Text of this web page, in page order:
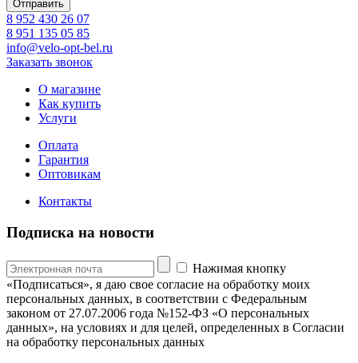
8 952 430 26 07
8 951 135 05 85
info@velo-opt-bel.ru
Заказать звонок
О магазине
Как купить
Услуги
Оплата
Гарантия
Оптовикам
Контакты
Подписка на новости
Нажимая кнопку
«Подписаться», я даю свое согласие на обработку моих
персональных данных, в соответствии с Федеральным
законом от 27.07.2006 года №152-ФЗ «О персональных
данных», на условиях и для целей, определенных в Согласии
на обработку персональных данных